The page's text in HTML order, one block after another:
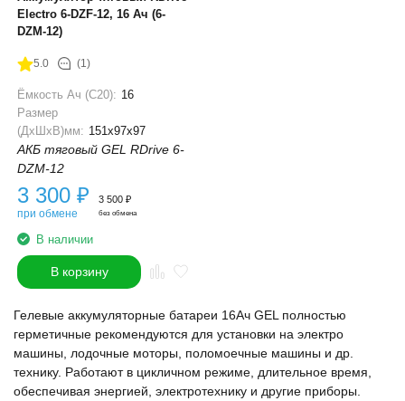
Electro 6-DZF-12, 16 Ач (6-
DZM-12)
5.0 (1)
Ёмкость Ач (С20): 16
Размер
(ДхШхВ)мм: 151x97x97
АКБ тяговый GEL RDrive 6-
DZM-12
3 300 ₽
при обмене
3 500 ₽
без обмена
В наличии
В корзину
Гелевые аккумуляторные батареи 16Ач GEL полностью
герметичные рекомендуются для установки на электро
машины, лодочные моторы, поломоечные машины и др.
технику. Работают в цикличном режиме, длительное время,
обеспечивая энергией, электротехнику и другие приборы.